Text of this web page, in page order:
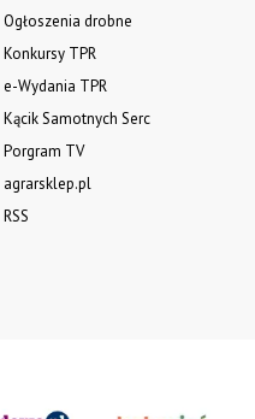
Ogłoszenia drobne
Konkursy TPR
e-Wydania TPR
Kącik Samotnych Serc
Porgram TV
agrarsklep.pl
RSS